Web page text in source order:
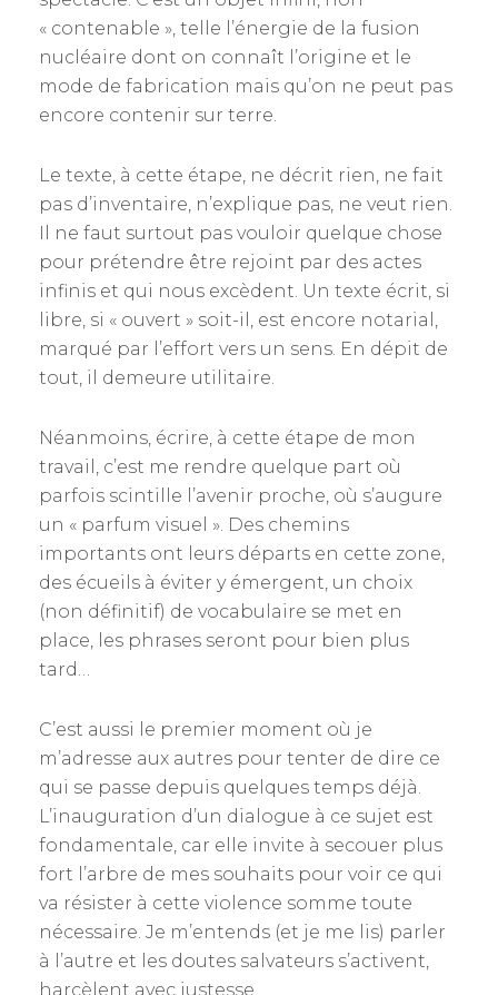
« contenable », telle l’énergie de la fusion
nucléaire dont on connaît l’origine et le
mode de fabrication mais qu’on ne peut pas
encore contenir sur terre.
Le texte, à cette étape, ne décrit rien, ne fait
pas d’inventaire, n’explique pas, ne veut rien.
Il ne faut surtout pas vouloir quelque chose
pour prétendre être rejoint par des actes
infinis et qui nous excèdent. Un texte écrit, si
libre, si « ouvert » soit-il, est encore notarial,
marqué par l’effort vers un sens. En dépit de
tout, il demeure utilitaire.
Néanmoins, écrire, à cette étape de mon
travail, c’est me rendre quelque part où
parfois scintille l’avenir proche, où s’augure
un « parfum visuel ». Des chemins
importants ont leurs départs en cette zone,
des écueils à éviter y émergent, un choix
(non définitif) de vocabulaire se met en
place, les phrases seront pour bien plus
tard…
C’est aussi le premier moment où je
m’adresse aux autres pour tenter de dire ce
qui se passe depuis quelques temps déjà.
L’inauguration d’un dialogue à ce sujet est
fondamentale, car elle invite à secouer plus
fort l’arbre de mes souhaits pour voir ce qui
va résister à cette violence somme toute
nécessaire. Je m’entends (et je me lis) parler
à l’autre et les doutes salvateurs s’activent,
harcèlent avec justesse.